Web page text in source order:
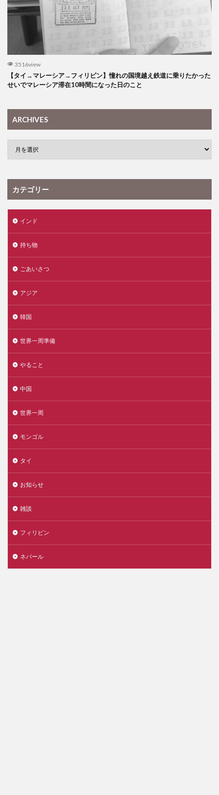
3516view
【タイ→マレーシア→フィリピン】憧れの国境越え鉄道に乗りたかった
せいでマレーシア滞在10時間になった日のこと
ARCHIVES
カテゴリー
インド
持ち物
ごあいさつ
アジア
韓国
世界一周準備
やること
中国
世界一周
モンゴル
タイ
お知らせ
雑談
フィリピン
ネパール